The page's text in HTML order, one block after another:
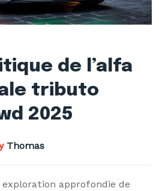
de l’alfa
tributo
2025
Thomas
approfondie de